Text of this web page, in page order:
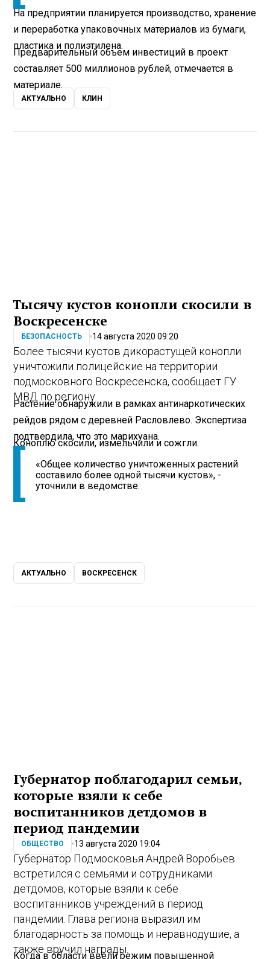
На предприятии планируется производство, хранение
и переработка упаковочных материалов из бумаги,
пластика и полиэтилена.
Предварительный объем инвестиций в проект
составляет 500 миллионов рублей, отмечается в
материале.
АКТУАЛЬНО КЛИН
Тысячу кустов конопли скосили в
Воскресенске
БЕЗОПАСНОСТЬ 14 августа 2020 09:20
Более тысячи кустов дикорастущей конопли
уничтожили полицейские на территории
подмосковного Воскресенска, сообщает ГУ
МВД по региону.
Растение обнаружили в рамках антинаркотических
рейдов рядом с деревней Расловлево. Экспертиза
подтвердила, что это марихуана.
Коноплю скосили, измельчили и сожгли.
«Общее количество уничтоженных растений
составило более одной тысячи кустов», -
уточнили в ведомстве.
АКТУАЛЬНО ВОСКРЕСЕНСК
Губернатор поблагодарил семьи,
которые взяли к себе
воспитанников детдомов в
период пандемии
ОБЩЕСТВО 13 августа 2020 19:04
Губернатор Подмосковья Андрей Воробьев
встретился с семьями и сотрудниками
детдомов, которые взяли к себе
воспитанников учреждений в период
пандемии. Глава региона выразил им
благодарность за помощь и неравнодушие, а
также вручил награды.
Когда в области ввели режим повышенной